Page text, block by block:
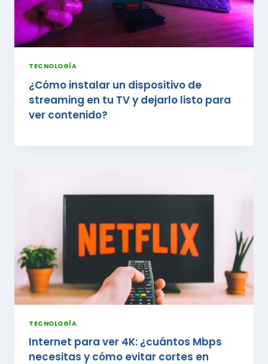
TECNOLOGÍA
¿Cómo instalar un dispositivo de
streaming en tu TV y dejarlo listo para
ver contenido?
TECNOLOGÍA
Internet para ver 4K: ¿cuántos Mbps
necesitas y cómo evitar cortes en